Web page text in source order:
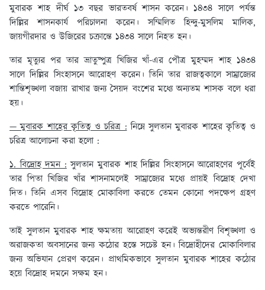
মুবারক শাহ দীর্ঘ ১৩ বছর ভারতবর্ষ শাসন করেন। ১৪৩৪ সালে পর্যন্ত
দিল্লির শাসনকার্য পরিচালনা করেন। সম্মিলিত হিন্দু-মুসলিম মালিক,
জায়গীরদার ও উজিরের চক্রান্তে ১৪৩৪ সালে নিহত হন।
তার মৃত্যুর পর তার ভ্রাতুষ্পুত্র খিজির খাঁ-এর পৌত্র মুহম্মদ শাহ ১৪৩৪
সালে দিল্লির সিংহাসনে আরোহণ করেন। তিনি তার রাজত্বকালে সাম্রাজ্যের
শান্তিশৃঙ্খলা বজায় রাখার জন্য সৈয়দ বংশের মধ্যে অন্যতম শাসক বলে ধরা
হয়।
— মুবারক শাহের কৃতিত্ব ও চরিত্র :নিম্নে সুলতান মুবারক শাহের কৃতিত্ব ও
চরিত্র আলোচনা করা হলো :
১. বিদ্রোহ দমন :সুলতান মুবারক শাহ দিল্লির সিংহাসনে আরোহণের পূর্বেই
তার পিতা খিজির খাঁর শাসনামলেই সাম্রাজ্যের মধ্যে প্রায়ই বিদ্রোহ দেখা
দিত। তিনি এসব বিদ্রোহ মোকাবিলা করতে তেমন কোনো পদক্ষেপ গ্রহণ
করতে পারেনি।
তাই সুলতান মুবারক শাহ ক্ষমতায় আরোহণ করেই অভ্যন্তরীণ বিশৃঙ্খলা ও
অরাজকতা অবসানের জন্য কঠোর হস্তে সচেষ্ট হন। বিদ্রোহীদের মোকাবিলার
জন্য অভিযান প্রেরণ করেন। প্রাথমিকভাবে সুলতান মুবারক শাহের কঠোর
হয়ে বিদ্রোহ দমনে সক্ষম হন।